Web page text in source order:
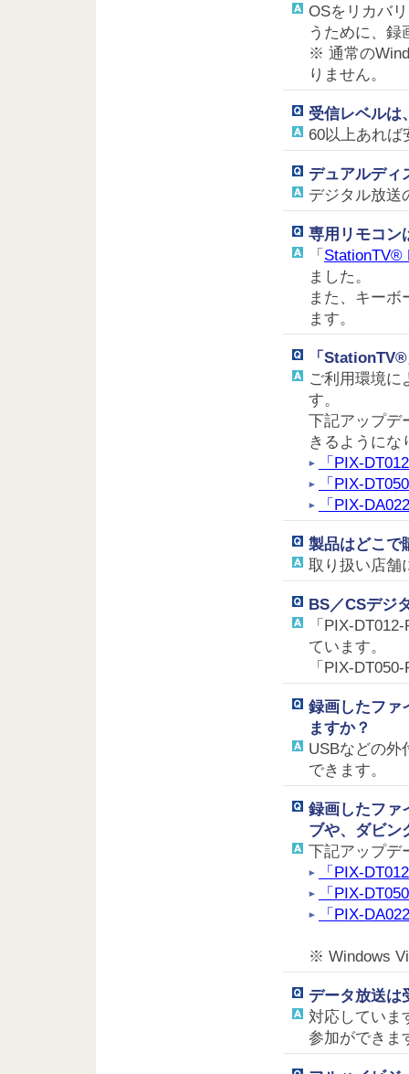
OSをリカバ
うために、録
※ 通常の
りません。
受信レベルは
60以上あれば
デュアルディ
デジタル放送
専用リモコン
「 StationTV®
ました。
また、キーボ
ます。
「
ご利用環境に
す。
下記アップデ
きるようにな
「PIX-
「PIX-
「PIX-
製品はどこで
取り扱い店舗
BS／CSデジ
「PIX-
ています。
「PIX-
録画したファ
ますか？
USBなどの外
できます。
録画したファ
ブや、ダビン
下記アップデ
「PIX-
「PIX-
「PIX-
※ Windows
データ放送は
対応していま
参加ができま